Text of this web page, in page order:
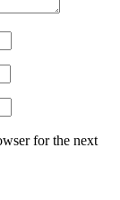
for the next